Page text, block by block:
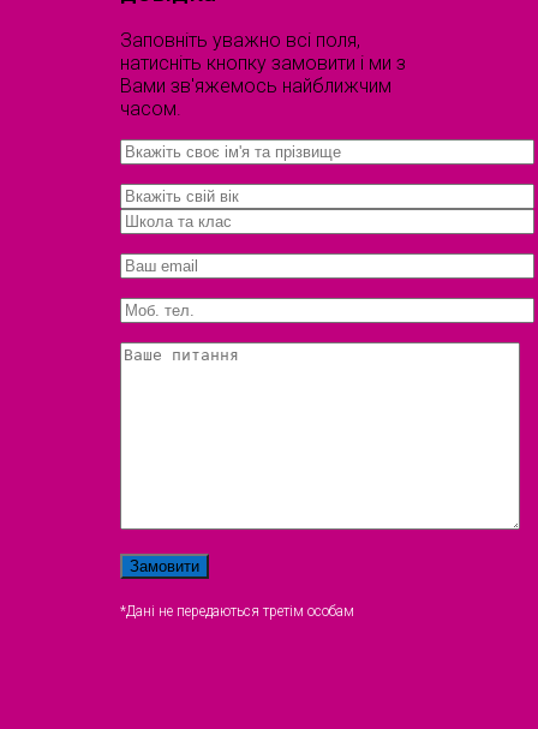
Заповніть уважно всі поля,
натисніть кнопку замовити і ми з
Вами зв'яжемось найближчим
часом.
*Дані не передаються третім особам